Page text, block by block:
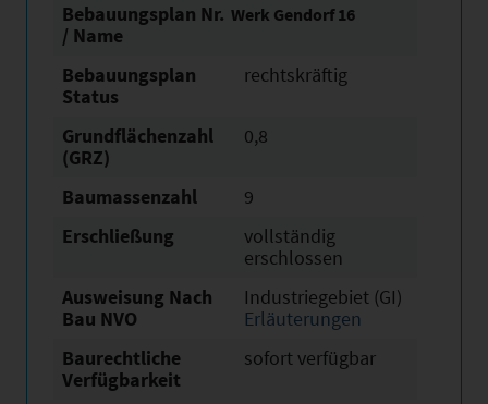
Bebauungsplan Nr.
/ Name
Werk Gendorf 16
Bebauungsplan
Status
rechtskräftig
Grundflächen­zahl
(GRZ)
0,8
Baumassenzahl
9
Erschließung
vollständig
erschlossen
Ausweisung Nach
Bau NVO
Industriegebiet (GI)
Erläuterungen
Baurechtliche
Verfügbarkeit
sofort verfügbar